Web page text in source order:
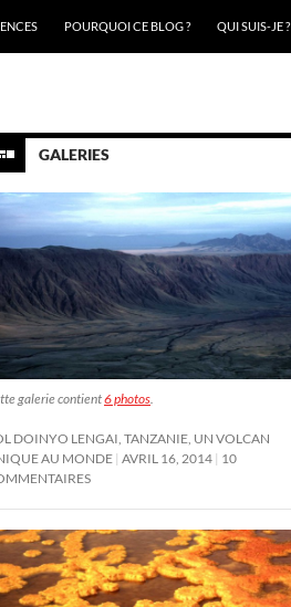
POURQUOI CE BLOG ? QUI SUIS-JE ?
GALERIES
galerie contient6 photos.
DOINYO LENGAI, TANZANIE, UN VOLCAN
AU MONDE AVRIL 16, 2014 10